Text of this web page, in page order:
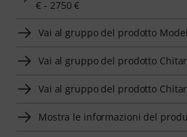
€ - 2750 €
Vai al gruppo del prodotto
Vai al gruppo del prodotto
Vai al gruppo del prodotto
Mostra le informazioni del